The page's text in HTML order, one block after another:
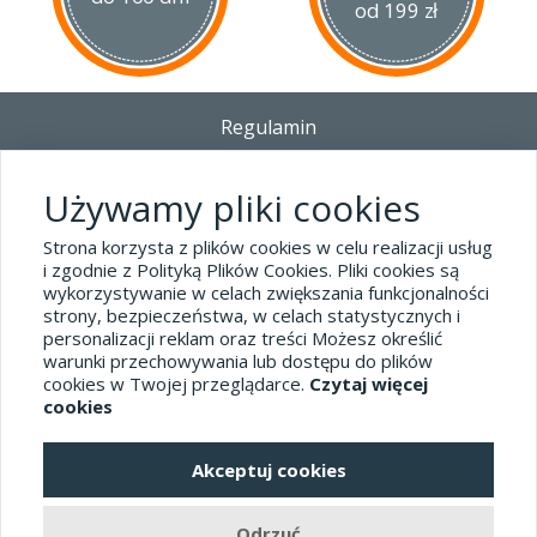
od 199 zł
Regulamin
Polityka prywatności i pliki cookies
Blog
Dane kontaktowe
tel.32 445-74-07
sklep@hard-skin.pl
pełna wersja sklepu
Używamy pliki cookies
Strona korzysta z plików cookies w celu realizacji usług
i zgodnie z Polityką Plików Cookies. Pliki cookies są
wykorzystywanie w celach zwiększania funkcjonalności
strony, bezpieczeństwa, w celach statystycznych i
personalizacji reklam oraz treści Możesz określić
warunki przechowywania lub dostępu do plików
cookies w Twojej przeglądarce. Czytaj więcej
cookies
Akceptuj cookies